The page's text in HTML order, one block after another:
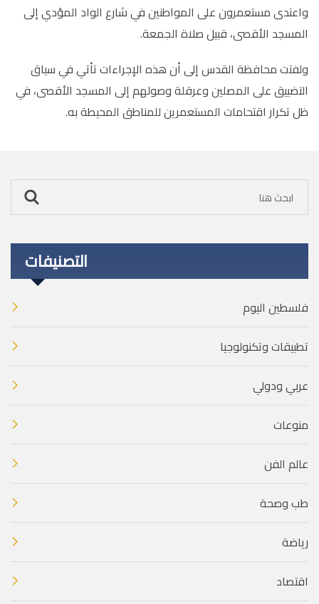
واعتدى مستعمرون على المواطنين في شارع الواد المؤدي إلى
المسجد الأقصى، قبيل صلاة الجمعة.
ولفتت محافظة القدس إلى أن هذه الإجراءات تأتي في سياق
التضييق على المصلين وعرقلة وصولهم إلى المسجد الأقصى، في
ظل تكرار اقتحامات المستعمرين للمناطق المحيطة به.
التصنيفات
فلسطين اليوم
تطبيقات وتكنولوجيا
عربي ودولي
منوعات
عالم الفن
طب وصحة
رياضة
اقتصاد